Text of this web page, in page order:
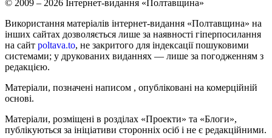
© 2009 – 2026 Інтернет-видання «Полтавщина»
Використання матеріалів інтернет-видання «Полтавщина» на
інших сайтах дозволяється лише за наявності гіперпосилання
на сайт poltava.to, не закритого для індексації пошуковими
системами; у друкованих виданнях — лише за погодженням з
редакцією.
Матеріали, позначені написом , опубліковані на комерційній
основі.
Матеріали, розміщені в розділах «Проекти» та «Блоги»,
публікуються за ініціативи сторонніх осіб і не є редакційними.